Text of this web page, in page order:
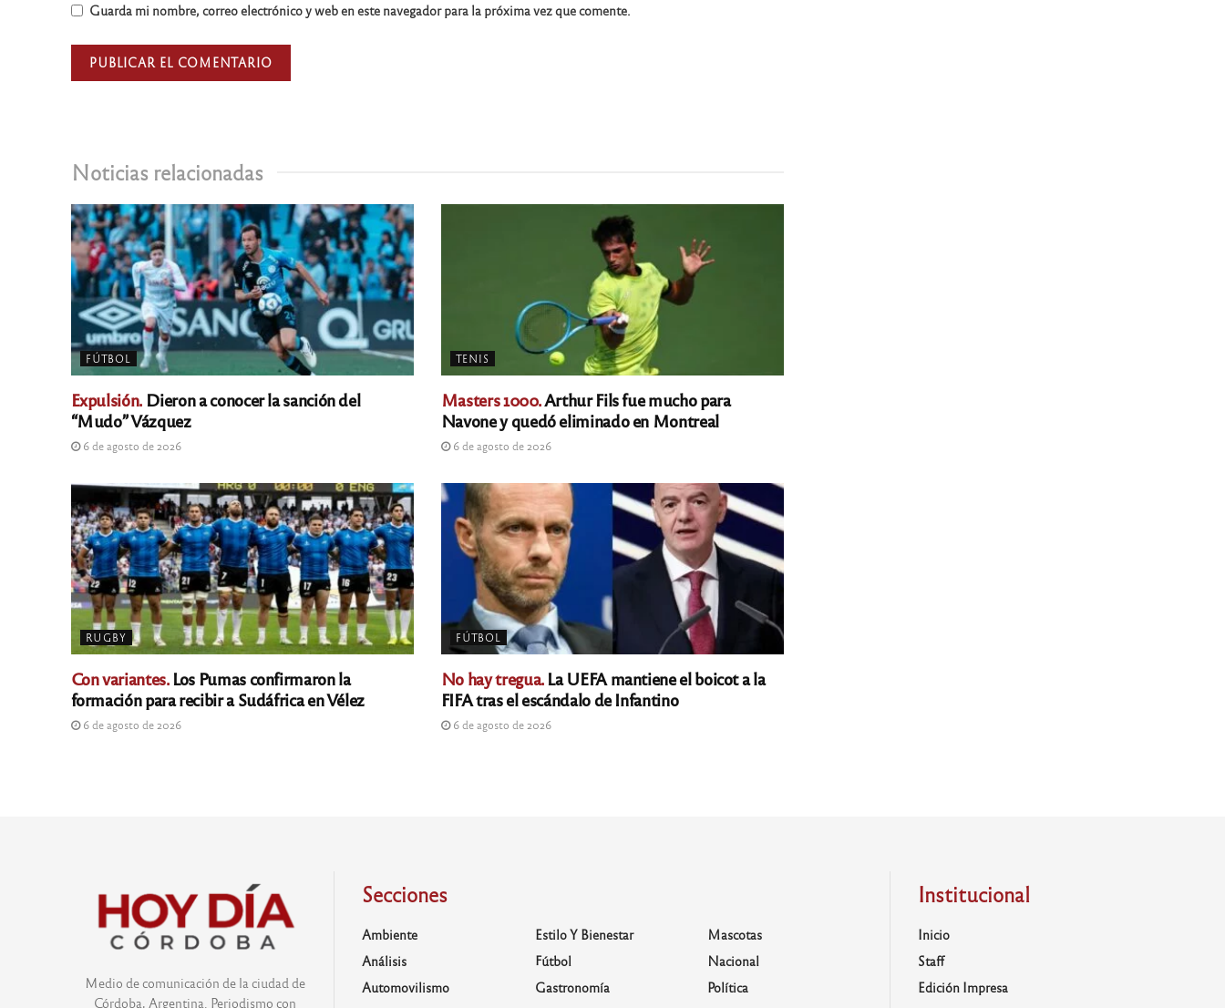
Noticias relacionadas
FÚTBOL
Expulsión.Dieron a conocer la sanción del
“Mudo” Vázquez
6 de agosto de 2026
TENIS
Masters 1000.Arthur Fils fue mucho para
Navone y quedó eliminado en Montreal
6 de agosto de 2026
RUGBY
Con variantes.Los Pumas confirmaron la
formación para recibir a Sudáfrica en Vélez
6 de agosto de 2026
FÚTBOL
No hay tregua.La UEFA mantiene el boicot a la
FIFA tras el escándalo de Infantino
6 de agosto de 2026
Guarda mi nombre, correo electrónico y web en este navegador para la próxima vez que comente.
Medio de comunicación de la ciudad de
Córdoba, Argentina. Periodismo con
Secciones
Ambiente
Análisis
Automovilismo
Estilo Y Bienestar
Fútbol
Gastronomía
Mascotas
Nacional
Política
Institucional
Inicio
Staff
Edición Impresa